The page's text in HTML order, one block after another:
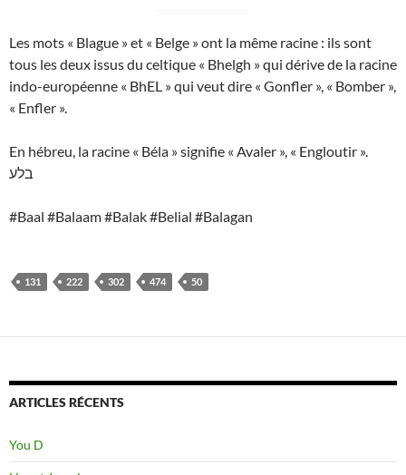
Les mots « Blague » et « Belge » ont la même racine : ils sont
tous les deux issus du celtique « Bhelgh » qui dérive de la racine
indo-européenne « BhEL » qui veut dire « Gonfler », « Bomber »,
« Enfler ».
En hébreu, la racine « Béla » signifie « Avaler », « Engloutir ».
בלע
#Baal #Balaam #Balak #Belial #Balagan
131 222 302 474 50
ARTICLES RÉCENTS
You D